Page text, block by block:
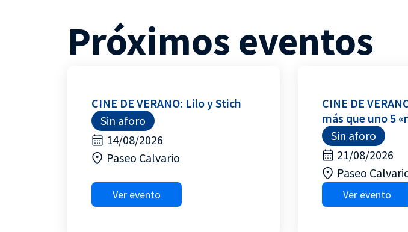
Próximos eventos
CINE DE VERANO: Lilo y Stich
Sin aforo
14/08/2026
Paseo Calvario
Ver evento
CINE DE
más que uno 5
Sin aforo
21/08/2026
Paseo
Ver evento